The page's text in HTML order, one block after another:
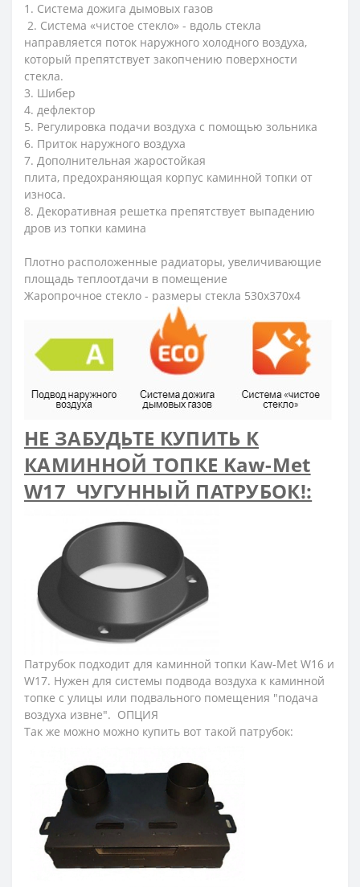
1. Система дожига дымовых газов
2. Система «чистое стекло» - вдоль стекла
направляется поток наружного холодного воздуха,
который препятствует закопчению поверхности
стекла.
3. Шибер
4. дефлектор
5. Регулировка подачи воздуха с помощью зольника
6. Приток наружного воздуха
7. Дополнительная жаростойкая
плита, предохраняющая корпус каминной топки от
износа.
8. Декоративная решетка препятствует выпадению
дров из топки камина
Плотно расположенные радиаторы, увеличивающие
площадь теплоотдачи в помещение
Жаропрочное стекло - размеры стекла 530x370x4
НЕ ЗАБУДЬТЕ КУПИТЬ К
КАМИННОЙ ТОПКЕ Kaw-Met
W17 ЧУГУННЫЙ ПАТРУБОК!:
Патрубок подходит для каминной топки Kaw-Met W16 и
W17. Нужен для системы подвода воздуха к каминной
топке с улицы или подвального помещения "подача
воздуха извне". ОПЦИЯ
Так же можно можно купить вот такой патрубок: